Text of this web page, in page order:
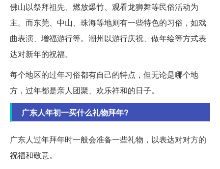
佛山以祭拜祖先、燃放爆竹、观看龙狮舞等民俗活动为
主。而东莞、中山、珠海等地则有一些特色的习俗，如戏
曲表演、增福游行等。潮州以游行庆祝、做年绘等方式表
达对新年的祝福。
每个地区的过年习俗都有自己的特点，但无论是哪个地
方，过年都是亲人团聚、欢乐祥和的日子。
广东人年初一买什么礼物拜年?
广东人过年拜年时一般会准备一些礼物，以表达对对方的
祝福和敬意。